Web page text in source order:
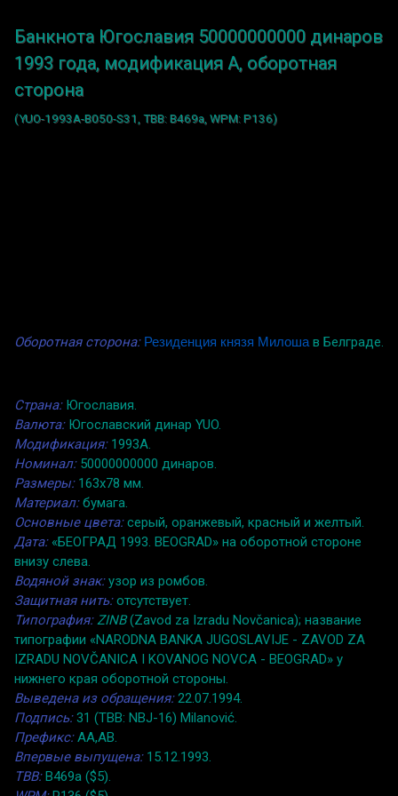
Банкнота Югославия 50000000000 динаров
1993 года, модификация A, оборотная
сторона
(YUO-1993A-B050-S31, TBB: B469a, WPM: P136)
Оборотная сторона: Резиденция князя Милошав Белграде.
Страна:Югославия.
Валюта:Югославский динар YUO.
Модификация:1993A.
Номинал:50000000000 динаров.
Размеры:163x78 мм.
Материал:бумага.
Основные цвета:серый, оранжевый, красный и желтый.
Дата:«БЕОГРАД 1993. BEOGRAD» на оборотной стороне
внизу слева.
Водяной знак:узор из ромбов.
Защитная нить:отсутствует.
Типография: ZINB(Zavod za Izradu Novčanica); название
типографии «NARODNA BANKA JUGOSLAVIJE - ZAVOD ZA
IZRADU NOVČANICA I KOVANOG NOVCA - BEOGRAD» у
нижнего края оборотной стороны.
Выведена из обращения:22.07.1994.
Подпись:31 (TBB: NBJ-16) Milanović.
Префикс:AA,AB.
Впервые выпущена:15.12.1993.
TBB:B469a ($5).